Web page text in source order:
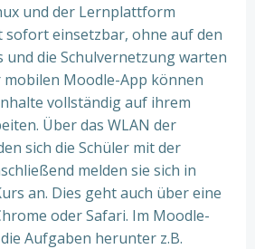
und der Lernplattform
sofort einsetzbar, ohne auf den
und die Schulvernetzung warten
mobilen Moodle-App können
vollständig auf ihrem
Über das WLAN der
sich die Schüler mit der
melden sie sich in
an. Dies geht auch über eine
oder Safari. Im Moodle-
Aufgaben herunter z.B.